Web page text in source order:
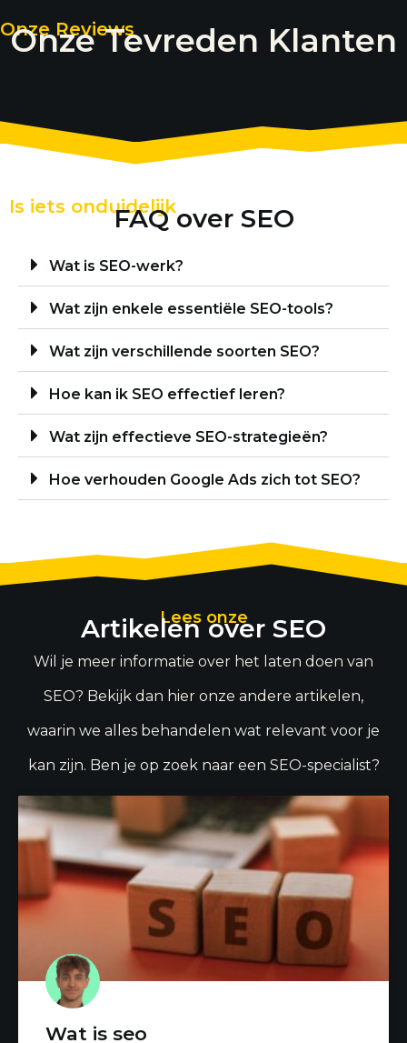
Onze Reviews
Onze Tevreden Klanten
Is iets onduidelijkFAQ over SEO
Wat is SEO-werk?
Wat zijn enkele essentiële SEO-tools?
Wat zijn verschillende soorten SEO?
Hoe kan ik SEO effectief leren?
Wat zijn effectieve SEO-strategieën?
Hoe verhouden Google Ads zich tot SEO?
Lees onze
Artikelen over SEO
Wil je meer informatie over het laten doen van
SEO? Bekijk dan hier onze andere artikelen,
waarin we alles behandelen wat relevant voor je
kan zijn. Ben je op zoek naar een SEO-specialist?
Wat is seo